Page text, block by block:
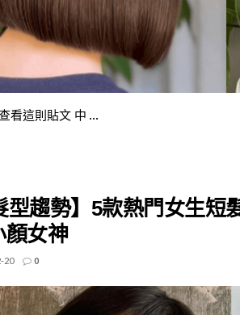
看這則貼文 中 ...
型趨勢】5款熱門女生
顏女神
20 0